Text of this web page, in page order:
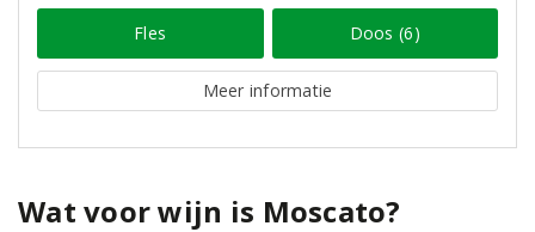
Fles Doos (6)
Meer informatie
Wat voor wijn is Moscato?